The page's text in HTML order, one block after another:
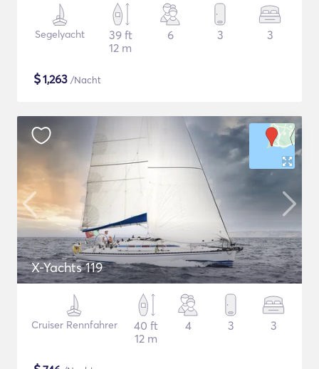
Segelyacht
39 ft
12 m
6 3 3
$1,263 /Nacht
X-Yachts 119
Cruiser Rennfahrer
40 ft
12 m
4 3 3